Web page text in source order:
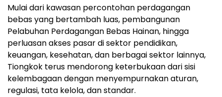
Mulai dari kawasan percontohan perdagangan
bebas yang bertambah luas, pembangunan
Pelabuhan Perdagangan Bebas Hainan, hingga
perluasan akses pasar di sektor pendidikan,
keuangan, kesehatan, dan berbagai sektor lainnya,
Tiongkok terus mendorong keterbukaan dari sisi
kelembagaan dengan menyempurnakan aturan,
regulasi, tata kelola, dan standar.